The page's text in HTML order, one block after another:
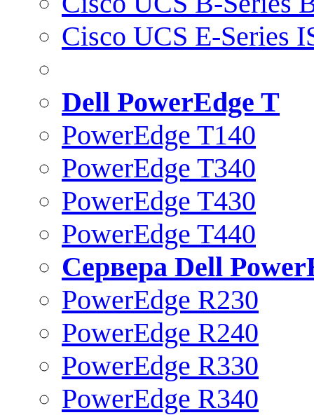
Cisco UCS E-Series
Dell PowerEdge T
PowerEdge T140
PowerEdge T340
PowerEdge T430
PowerEdge T440
Сервера Dell
PowerEdge R230
PowerEdge R240
PowerEdge R330
PowerEdge R340